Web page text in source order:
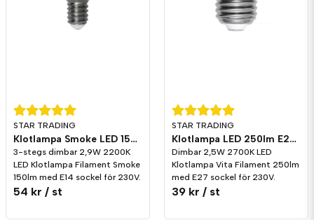
STAR TRADING
Klotlampa Smoke LED 150lm E14 2200K 3-stegs dimming
3-stegs dimbar 2,9W 2200K
LED Klotlampa Filament Smoke
150lm med E14 sockel för 230V.
54 kr / st
STAR TRADING
Klotlampa LED 250lm E27 Vita Filament 2700K Dim
Dimbar 2,5W 2700K LED
Klotlampa Vita Filament 250lm
med E27 sockel för 230V.
39 kr / st